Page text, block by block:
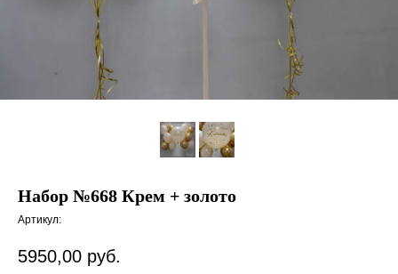
Набор №668 Крем + золото
Артикул:
5950,00 руб.